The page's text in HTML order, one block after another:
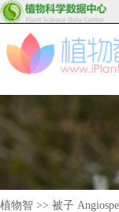
植物智 >> 被子